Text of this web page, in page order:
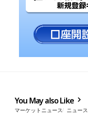
You May also Like
マーケットニュース ニュース